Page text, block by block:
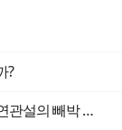
?
[이슈점검] 뉴진스 OMG 뮤비는 정말 단월드 연관설의 빼박 증거일까